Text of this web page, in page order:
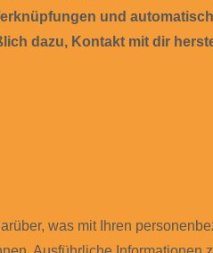
und
dazu, Kontakt mit dir
was mit Ihren